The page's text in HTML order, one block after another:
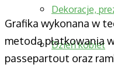
Dekoracje,
Dzień kobiet
Grafika wykonana w
metodą płatkowania
passepartout oraz